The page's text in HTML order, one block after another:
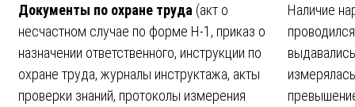
Документы по охране труда (акт о
несчастном случае по форме Н-1, приказ о
назначении ответственного, инструкции по
охране труда, журналы инструктажа, акты
проверки знаний, протоколы измерения
Наличие